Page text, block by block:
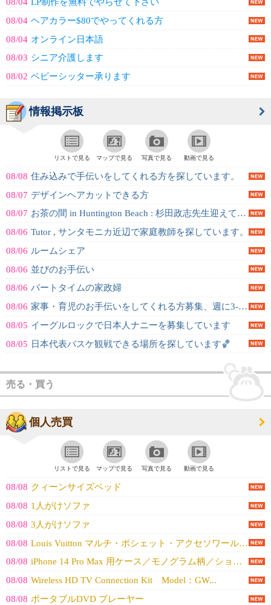
08/04 ヘアカラー$80でやってくれる方
08/04 オンライン日本語
08/03 シニア介護します
08/02 ベビーシッター承ります
情報掲示板
リストで見る マップで見る 写真で見る 動画で見る
08/08 住み込みで手伝いをしてくれる方を探しています。
08/07 デザインヘアカットできる方
08/07 お茶の間 in Huntington Beach : 杉田政志先生迎えての...
08/06 Tutor , サンタモニカ近辺で家庭教師を探しています。
08/06 ルームシェア
08/06 並びのお手伝い
08/06 パートタイムの家政婦
08/06 家事・育児のお手伝いをしてくれる方募集、週に3-5回、時給20ドル〜
08/05 イーグルロックで日本人ナニーを募集しています
08/05 日本代表バスケ観戦できる場所を探しています🏀
売る・買う
個人売買
リストで見る マップで見る 写真で見る 動画で見る
08/08 クィーンサイズベッド
08/08 1人がけソファ
08/08 3人がけソファ
08/08 Louis Vuitton マルチ・ポシェット・アクセソワール モノグラム／...
08/08 iPhone 14 Pro Max 用ケース／モノグラム柄／ショルダーストラ...
08/08 Wireless HD TV Connection Kit Model：GW...
08/08 ポータブルDVD プレーヤー